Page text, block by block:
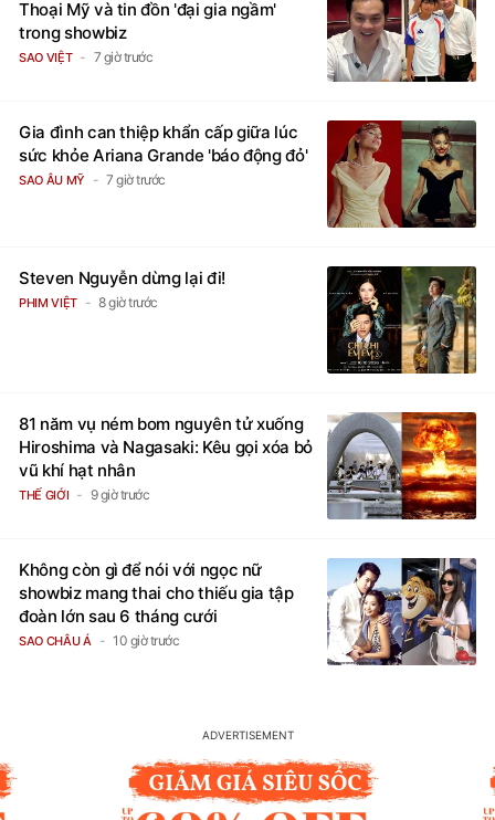
Thoại Mỹ và tin đồn 'đại gia ngầm'
trong showbiz
SAO VIỆT 7 giờ trước
Gia đình can thiệp khẩn cấp giữa lúc
sức khỏe Ariana Grande 'báo động đỏ'
SAO ÂU MỸ 7 giờ trước
Steven Nguyễn dừng lại đi!
PHIM VIỆT 8 giờ trước
81 năm vụ ném bom nguyên tử xuống
Hiroshima và Nagasaki: Kêu gọi xóa bỏ
vũ khí hạt nhân
THẾ GIỚI 9 giờ trước
Không còn gì để nói với ngọc nữ
showbiz mang thai cho thiếu gia tập
đoàn lớn sau 6 tháng cưới
SAO CHÂU Á 10 giờ trước